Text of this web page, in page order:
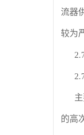
流器
较为
的高